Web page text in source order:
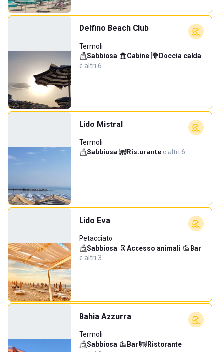
Delfino Beach Club
Termoli
Sabbiosa· Cabine· Doccia calda·
e altri 6…
Lido Mistral
Termoli
Sabbiosa· Ristorante·e altri 6…
Lido Eva
Petacciato
Sabbiosa· Accesso animali· Bar·
e altri 3…
Bahia Azzurra
Termoli
Sabbiosa· Bar· Ristorante·